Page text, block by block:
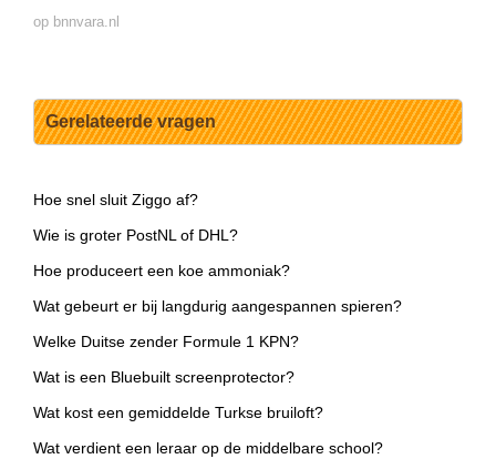
op bnnvara.nl
Gerelateerde vragen
Hoe snel sluit Ziggo af?
Wie is groter PostNL of DHL?
Hoe produceert een koe ammoniak?
Wat gebeurt er bij langdurig aangespannen spieren?
Welke Duitse zender Formule 1 KPN?
Wat is een Bluebuilt screenprotector?
Wat kost een gemiddelde Turkse bruiloft?
Wat verdient een leraar op de middelbare school?